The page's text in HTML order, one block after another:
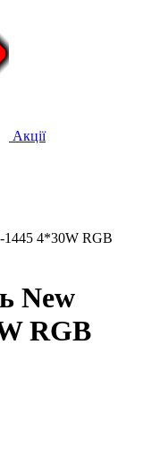
Акції
1445 4*30W RGB
New
RGB